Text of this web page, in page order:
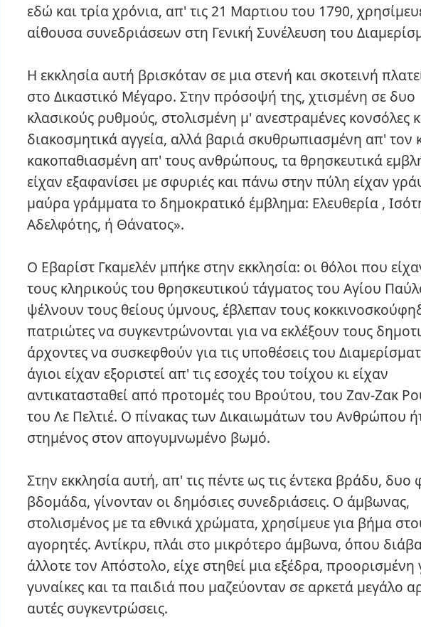
εδώ και τρία χρόνια, απ' τις 21 Μαρτιου του 1790,
αίθουσα συνεδριάσεων στη Γενική Συνέλευση του
Η εκκλησία αυτή βρισκόταν σε μια στενή και σκοτεινή
στο Δικαστικό Μέγαρο. Στην πρόσοψή της, χτισμένη σε δυο
κλασικούς ρυθμούς, στολισμένη μ' ανεστραμένες κονσόλες
διακοσμητικά αγγεία, αλλά βαριά σκυθρωπιασμένη απ' τον
κακοπαθιασμένη απ' τους ανθρώπους, τα θρησκευτικά
είχαν εξαφανίσει με σφυριές και πάνω στην πύλη είχαν
μαύρα γράμματα το δημοκρατικό έμβλημα: Ελευθερία ,
Αδελφότης, ή Θάνατος».
Ο Εβαρίστ Γκαμελέν μπήκε στην εκκλησία: οι θόλοι που
τους κληρικούς του θρησκευτικού τάγματος του Αγίου
ψέλνουν τους θείους ύμνους, έβλεπαν τους
πατριώτες να συγκεντρώνονται για να εκλέξουν τους
άρχοντες να συσκεφθούν για τις υποθέσεις του
άγιοι είχαν εξοριστεί απ' τις εσοχές του τοίχου κι είχαν
αντικατασταθεί από προτομές του Βρούτου, του Ζαν-Ζακ
του Λε Πελτιέ. Ο πίνακας των Δικαιωμάτων του Ανθρώπου
στημένος στον απογυμνωμένο βωμό.
Στην εκκλησία αυτή, απ' τις πέντε ως τις έντεκα βράδυ, δυο
βδομάδα, γίνονταν οι δημόσιες συνεδριάσεις. Ο άμβωνας,
στολισμένος με τα εθνικά χρώματα, χρησίμευε για βήμα
αγορητές. Αντίκρυ, πλάι στο μικρότερο άμβωνα, όπου
άλλοτε τον Απόστολο, είχε στηθεί μια εξέδρα, προορισμένη
γυναίκες και τα παιδιά που μαζεύονταν σε αρκετά μεγάλο
αυτές συγκεντρώσεις.